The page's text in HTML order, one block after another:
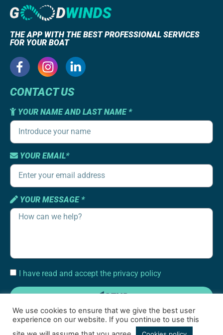
THE APP WITH THE BEST PROFESSIONAL SERVICES
FOR YOUR BOAT
CONTACT US
YOUR NAME AND LAST NAME *
YOUR EMAIL*
YOUR MESSAGE *
I have read and accept the privacy policy
SEND
We use cookies to ensure that we give the best user
experience on our website. If you continue to use this